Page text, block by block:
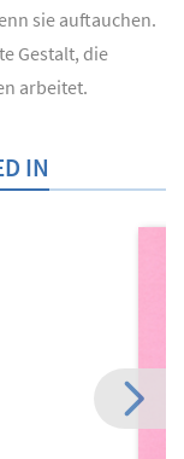
sie auftauchen.
Gestalt, die
arbeitet.
IN